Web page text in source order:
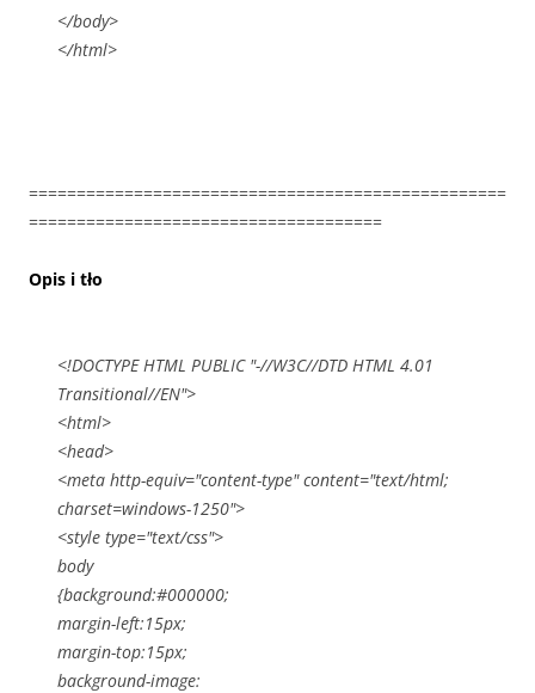
</body>
</html>
==================================================
=====================================
Opis i tło
<!DOCTYPE HTML PUBLIC "-//W3C//DTD HTML 4.01
Transitional//EN">
<html>
<head>
<meta http-equiv="content-type" content="text/html;
charset=windows-1250">
<style type="text/css">
body
{background:#000000;
margin-left:15px;
margin-top:15px;
background-image: